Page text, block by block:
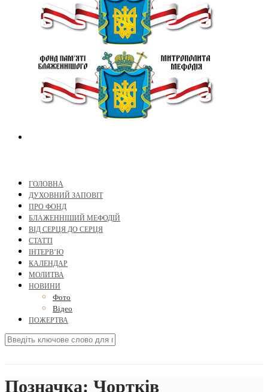
ГОЛОВНА
ДУХОВНИЙ ЗАПОВІТ
ПРО ФОНД
БЛАЖЕННІШИЙ МЕФОДІЙ
ВІД СЕРЦЯ ДО СЕРЦЯ
СТАТТІ
ІНТЕРВ’Ю
КАЛЕНДАР
МОЛИТВА
НОВИНИ
Фото
Відео
ПОЖЕРТВА
Позначка: Чортків